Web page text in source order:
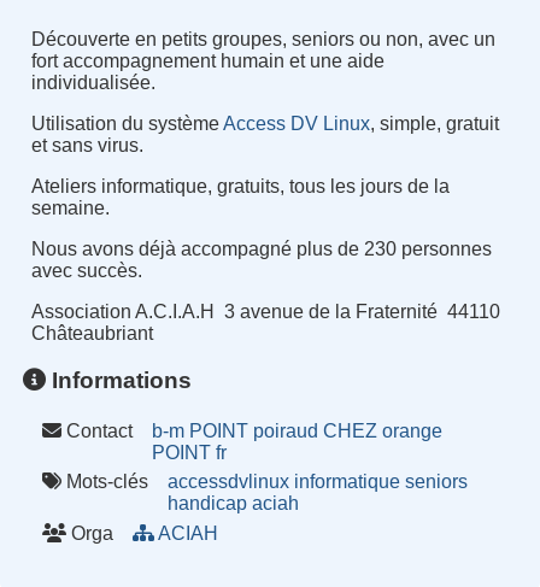
Découverte en petits groupes, seniors ou non, avec un
fort accompagnement humain et une aide
individualisée.
Utilisation du systèmeAccess DV Linux, simple, gratuit
et sans virus.
Ateliers informatique, gratuits, tous les jours de la
semaine.
Nous avons déjà accompagné plus de 230 personnes
avec succès.
Association A.C.I.A.H 3 avenue de la Fraternité 44110
Châteaubriant
Informations
Contact
b-m POINT poiraud CHEZ orange
POINT fr
Mots-clés
accessdvlinux informatique seniors
handicap aciah
Orga
ACIAH